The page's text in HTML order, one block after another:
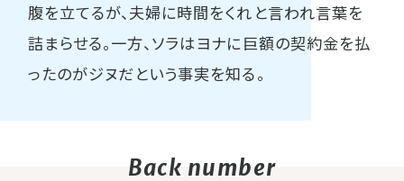
腹を立てるが、夫婦に時間をくれと言われ言葉を
詰まらせる。一方、ソラはヨナに巨額の契約金を払
ったのがジヌだという事実を知る。